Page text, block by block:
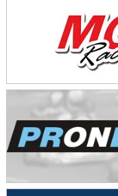
NORESTE SANTAFESINO
Ciudad de Avellaneda
Avellaneda (Santa Fe)
SUR SANTAFESINO - F4
Rufino (Santa Fe)
TUCUMANO - F5
Juan Navarro (Asfalto)
El Timbó (Tucumán)